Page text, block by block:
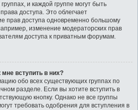
и каждой группе могут быть
доступа. Это облегчает
прав доступа одновременно большому
изменение модераторских прав
доступа к приватным форумам.
мне вступить в них?
обо всех существующих группах по
разделе. Если вы хотите вступить в
кнопку. Однако не все группы
требовать одобрения для вступления в